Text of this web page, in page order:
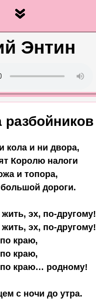
Энтин
разбойников
кола и ни двора,
Королю налоги
и топора,
дороги.
жить, эх, по-другому!
жить, эх, по-другому!
краю,
краю,
по краю… родному!
с ночи до утра.